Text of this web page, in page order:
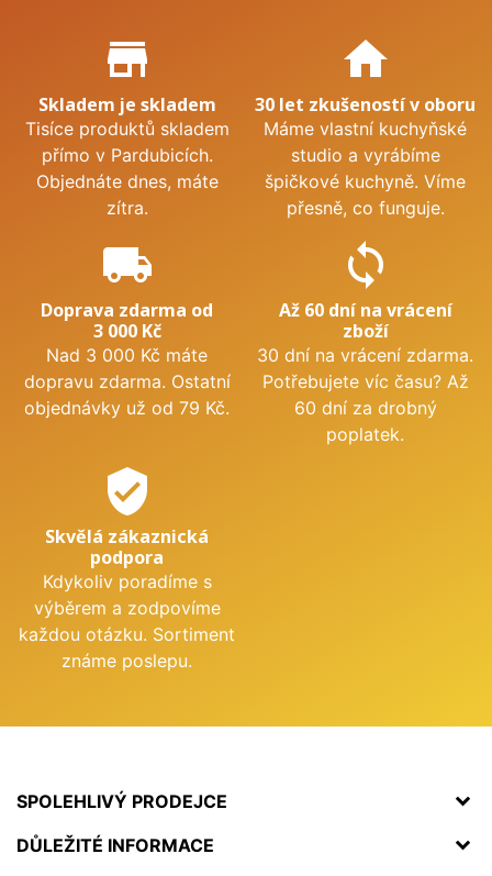
Proč nakupovat u nás?
store_mall_directory
Skladem je skladem
Tisíce produktů skladem
přímo v Pardubicích.
Objednáte dnes, máte
zítra.
home
30 let zkušeností v oboru
Máme vlastní kuchyňské
studio a vyrábíme
špičkové kuchyně. Víme
přesně, co funguje.
local_shipping
Doprava zdarma od
3 000 Kč
Nad 3 000 Kč máte
dopravu zdarma. Ostatní
objednávky už od 79 Kč.
sync
Až 60 dní na vrácení
zboží
30 dní na vrácení zdarma.
Potřebujete víc času? Až
60 dní za drobný
poplatek.
verified_user
Skvělá zákaznická
podpora
Kdykoliv poradíme s
výběrem a zodpovíme
každou otázku. Sortiment
známe poslepu.
SPOLEHLIVÝ PRODEJCE
DŮLEŽITÉ INFORMACE